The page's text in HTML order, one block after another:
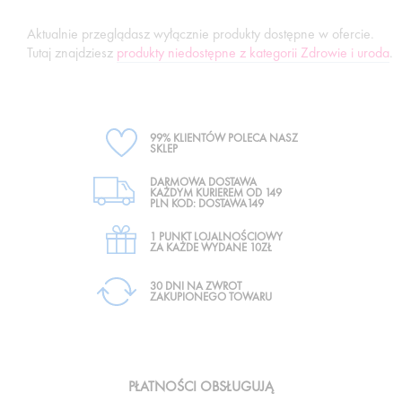
Aktualnie przeglądasz wyłącznie produkty dostępne w ofercie.
Tutaj znajdziesz produkty niedostępne z kategorii Zdrowie i uroda.
99% KLIENTÓW POLECA NASZ
SKLEP
DARMOWA DOSTAWA
KAŻDYM KURIEREM OD 149
PLN KOD: DOSTAWA149
1 PUNKT LOJALNOŚCIOWY
ZA KAŻDE WYDANE 10ZŁ
30 DNI NA ZWROT
ZAKUPIONEGO TOWARU
PŁATNOŚCI OBSŁUGUJĄ